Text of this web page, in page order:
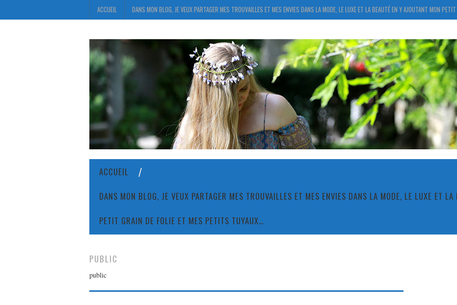
ACCUEIL DANS MON BLOG, JE VEUX PARTAGER MES TROUVAILLES ET MES ENVIES DANS LA MODE, LE LUXE ET LA BEAUTÉ EN Y AJOUTANT MON
ACCUEIL
DANS MON BLOG, JE VEUX PARTAGER MES TROUVAILLES ET MES ENVIES DANS LA MODE, LE LUXE ET
PETIT GRAIN DE FOLIE ET MES PETITS TUYAUX…
PUBLIC
public